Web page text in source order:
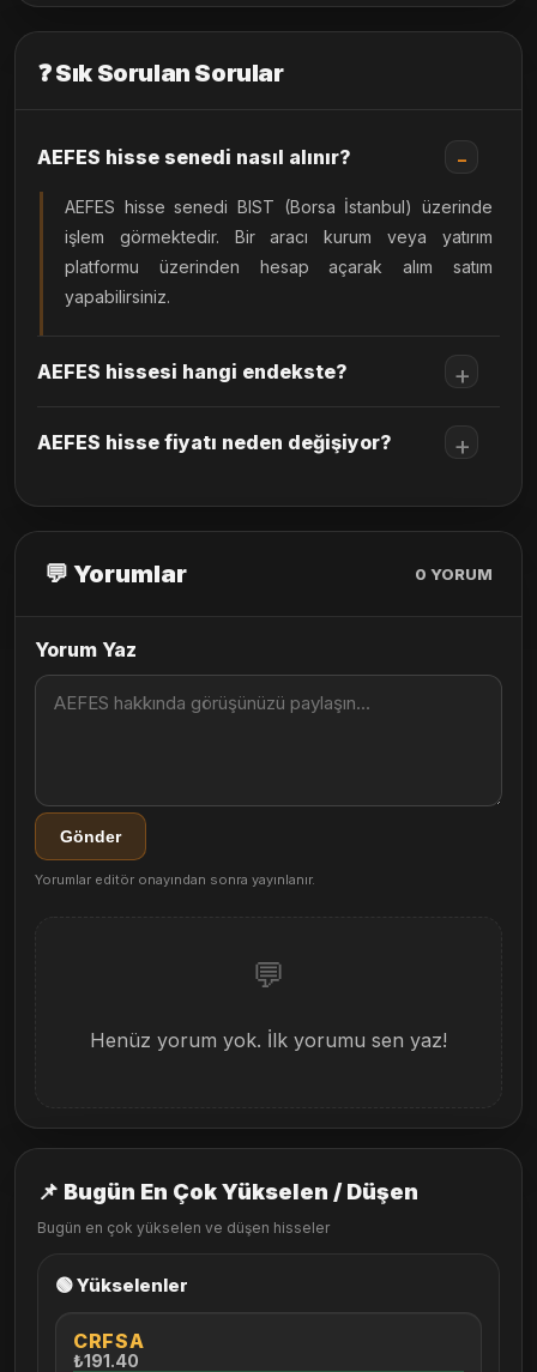
❓ Sık Sorulan Sorular
AEFES hisse senedi nasıl alınır?
AEFES hisse senedi BIST (Borsa İstanbul) üzerinde
işlem görmektedir. Bir aracı kurum veya yatırım
platformu üzerinden hesap açarak alım satım
yapabilirsiniz.
AEFES hissesi hangi endekste?
AEFES hisse fiyatı neden değişiyor?
💬 Yorumlar 0 YORUM
Yorum Yaz
Gönder
Yorumlar editör onayından sonra yayınlanır.
💬
Henüz yorum yok. İlk yorumu sen yaz!
📌 Bugün En Çok Yükselen / Düşen
Bugün en çok yükselen ve düşen hisseler
🟢 Yükselenler
CRFSA
₺191.40